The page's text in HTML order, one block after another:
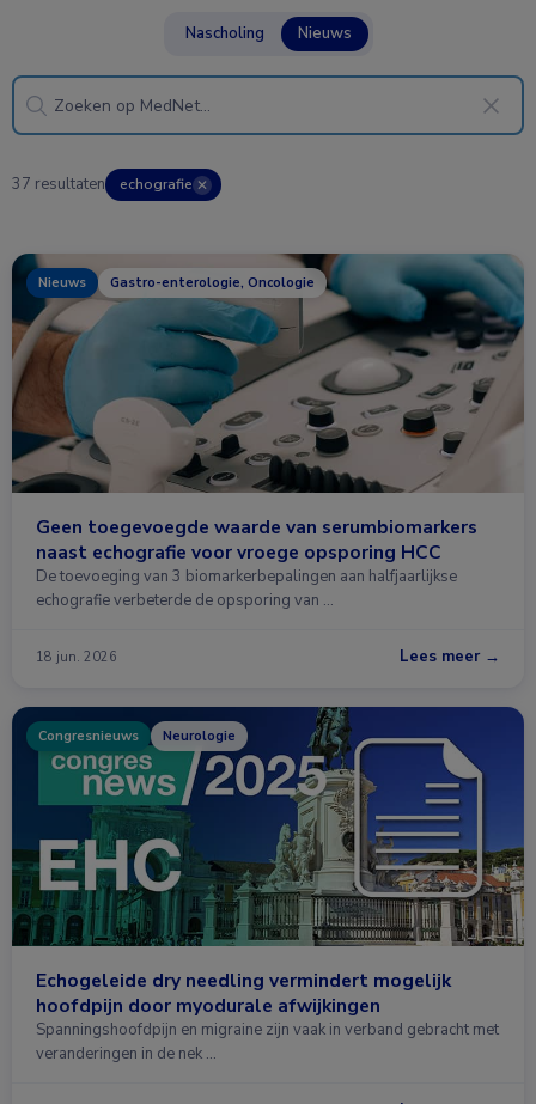
Nascholing Nieuws
37 resultaten echografie ✕
Nieuws Gastro-enterologie, Oncologie
Geen toegevoegde waarde van serumbiomarkers
naast echografie voor vroege opsporing HCC
De toevoeging van 3 biomarkerbepalingen aan halfjaarlijkse
echografie verbeterde de opsporing van …
18 jun. 2026 Lees meer →
Congresnieuws Neurologie
Echogeleide dry needling vermindert mogelijk
hoofdpijn door myodurale afwijkingen
Spanningshoofdpijn en migraine zijn vaak in verband gebracht met
veranderingen in de nek …